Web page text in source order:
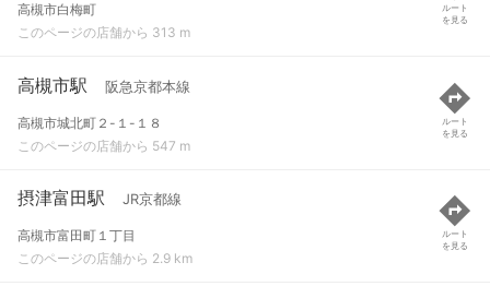
高槻市白梅町
このページの店舗から 313 m
ルート
を見る
高槻市駅 阪急京都本線
高槻市城北町２-１-１８
このページの店舗から 547 m
ルート
を見る
摂津富田駅 JR京都線
高槻市富田町１丁目
このページの店舗から 2.9 km
ルート
を見る